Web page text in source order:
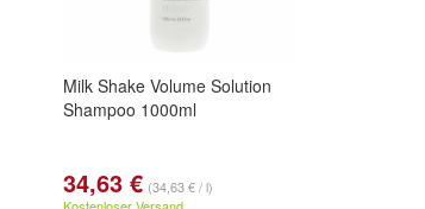
Milk Shake Volume Solution
Shampoo 1000ml
34,63 € (34,63 € / l)